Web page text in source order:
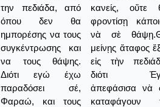
την πεδιάδα, από
όπου δεν θα
ημπορέσης να τους
συγκέντρωσης και
να τους θάψης.
Διότι εγώ έχω
παραδόσει σέ,
Φαραώ, και τους
κανείς, οὔτε
φροντίσῃ
νὰ σὲ
μείνῃς ἄταφος
εἰς τὴν
διότι
ἀπεφάσισα νὰ
καταφάγουν